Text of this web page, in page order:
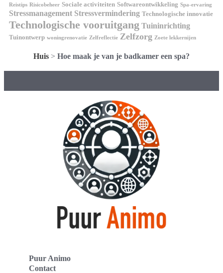
Reistips Risicobeheer Sociale activiteiten Softwareontwikkeling Spa-ervaring
Stressmanagement Stressvermindering Technologische innovatie
Technologische vooruitgang Tuininrichting
Tuinontwerp woningrenovatie Zelfreflectie Zelfzorg Zoete lekkernijen
Huis > Hoe maak je van je badkamer een spa?
Puur Animo
Contact